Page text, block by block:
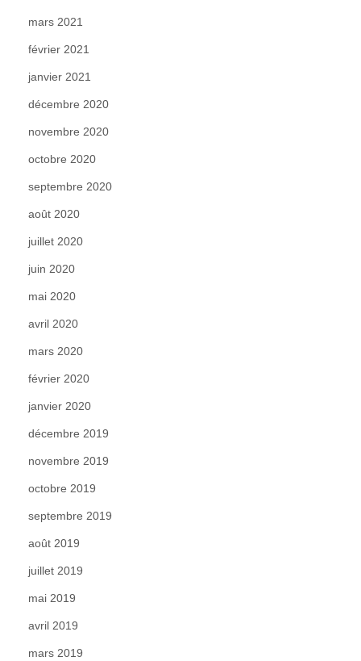
mars 2021
février 2021
janvier 2021
décembre 2020
novembre 2020
octobre 2020
septembre 2020
août 2020
juillet 2020
juin 2020
mai 2020
avril 2020
mars 2020
février 2020
janvier 2020
décembre 2019
novembre 2019
octobre 2019
septembre 2019
août 2019
juillet 2019
mai 2019
avril 2019
mars 2019